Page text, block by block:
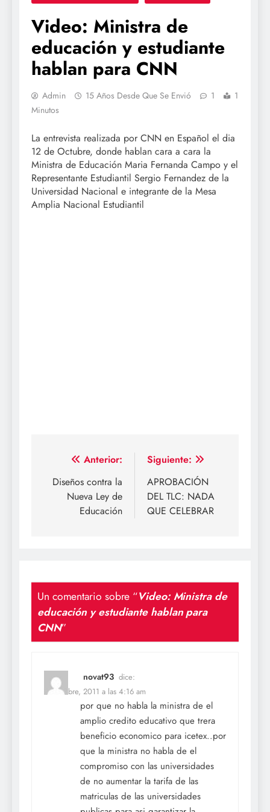
Video: Ministra de
educación y estudiante
hablan para CNN
Admin 15 Años Desde Que Se Envió 1
1
Minutos
La entrevista realizada por CNN en Español el dia
12 de Octubre, donde hablan cara a cara la
Ministra de Educación Maria Fernanda Campo y el
Representante Estudiantil Sergio Fernandez de la
Universidad Nacional e integrante de la Mesa
Amplia Nacional Estudiantil
Navegación
de
entradas
Anterior:
Diseños contra la
Nueva Ley de
Educación
Siguiente:
APROBACIÓN
DEL TLC: NADA
QUE CELEBRAR
Un comentario sobre “Video: Ministra de
educación y estudiante hablan para
CNN”
novat93 dice:
21 octubre, 2011 a las 4:16 am
por que no habla la ministra de el
amplio credito educativo que trera
beneficio economico para icetex..por
que la ministra no habla de el
compromiso con las universidades
de no aumentar la tarifa de las
matriculas de las universidades